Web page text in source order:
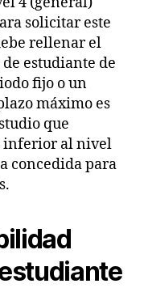
solicitar este
rellenar el
de estudiante de
fijo o un
máximo es
que
inferior al nivel
concedida para